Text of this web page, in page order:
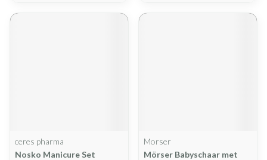
ceres pharma
Nosko Manicure Set
Morser
Mörser Babyschaar met